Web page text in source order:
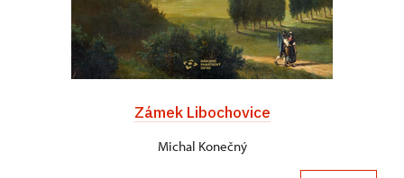
Zámek Libochovice
Michal Konečný